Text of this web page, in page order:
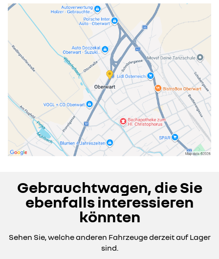
Gebrauchtwagen, die Sie
ebenfalls interessieren
könnten
Sehen Sie, welche anderen Fahrzeuge derzeit auf Lager
sind.